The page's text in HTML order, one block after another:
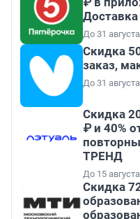
Доставка
До 31
Скидка
заказ,
До 31
Скидка
₽ и 40%
ТРЕНД
До 15
Скидка